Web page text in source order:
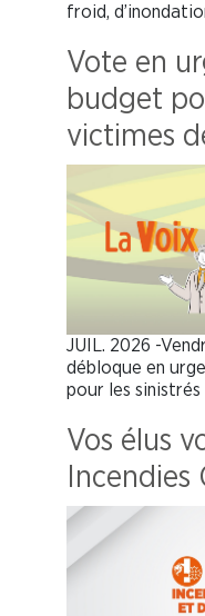
froid,
Vote en
budget
victimes
JUIL. 2026 -
débloque en
pour les sinistrés
Vos élus